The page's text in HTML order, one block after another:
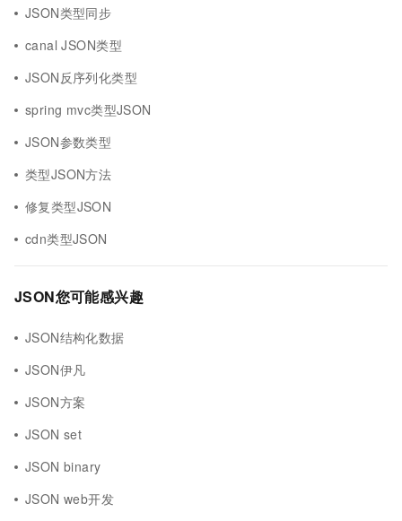
JSON类型同步
canal JSON类型
JSON反序列化类型
spring mvc类型JSON
JSON参数类型
类型JSON方法
修复类型JSON
cdn类型JSON
JSON您可能感兴趣
JSON结构化数据
JSON伊凡
JSON方案
JSON set
JSON binary
JSON web开发